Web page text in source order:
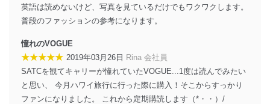
英語は読めないけど、写真を見ているだけでもワクワクします。
普段のファッションの参考になります。
憧れのVOGUE
★★★★★ 2019年03月26日 Rina 会社員
SATCを観てキャリーが憧れていたVOGUE...1度は読んでみたい
と思い、 今月ハワイ旅行に行った際に購入！そこからすっかり
ファンになりました。 これから定期購読します（*・・）/